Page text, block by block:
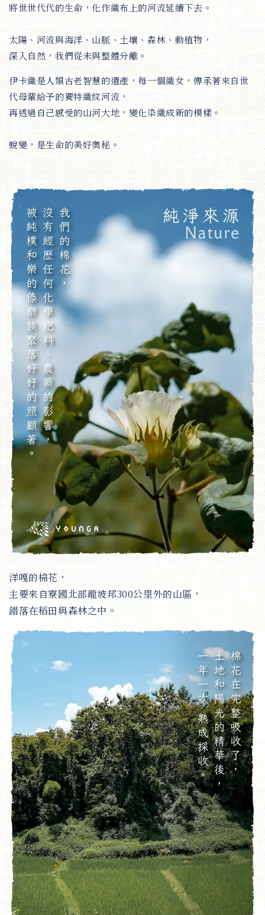
將世世代代的生命，化作織布上的河流延續下去。
太陽、河流與海洋、山脈、土壤、森林、動植物，
深入自然，我們從未與整體分離。
伊卡織是人類古老智慧的遺產，每一個織女，傳承著來自世
代母輩給予的獨特織紋河流，
再透過自己感受的山河大地，變化染織成新的模樣。
蛻變，是生命的美好奧秘。
洋嘎的棉花，
主要來自寮國北部龍坡邦300公里外的山區，
錯落在稻田與森林之中。